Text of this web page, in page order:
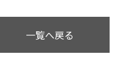
一覧へ戻る